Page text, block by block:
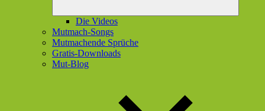
Die Videos
Mutmach-Songs
Mutmachende Sprüche
Gratis-Downloads
Mut-Blog